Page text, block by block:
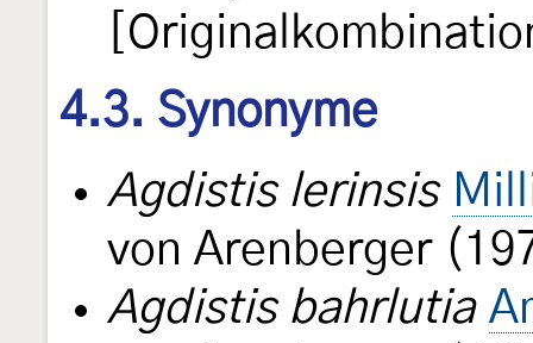
4.3. Synonyme
Agdistis lerinsis
von Arenberger
Agdistis bahrlutia